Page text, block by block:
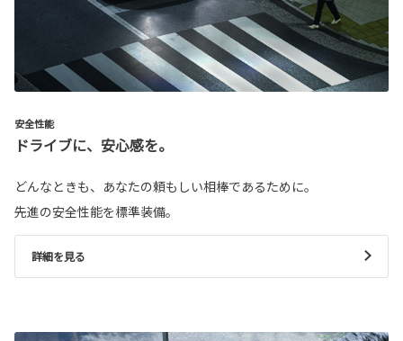
安全性能
ドライブに、安心感を。
どんなときも、あなたの頼もしい相棒であるために。
先進の安全性能を標準装備。
詳細を見る